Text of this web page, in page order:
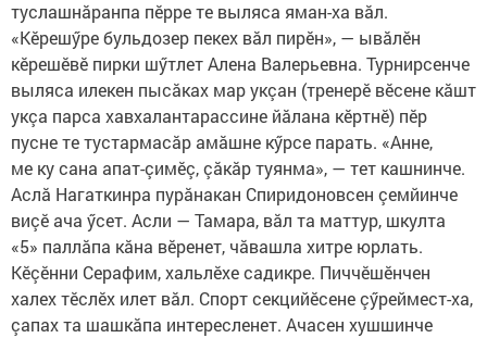
туслашнăранпа пӗрре те выляса яман-ха вăл.
«Кӗрешӳре бульдозер пекех вăл пирӗн», — ывăлӗн
кӗрешӗвӗ пирки шӳтлет Алена Валерьевна. Турнирсенче
выляса илекен пысăках мар укçан (тренерӗ вӗсене кăшт
укçа парса хавхалантарассине йăлана кӗртнӗ) пӗр
пусне те тустармасăр амăшне кӳрсе парать. «Анне,
ме ку сана апат-çимӗç, çăкăр туянма», — тет кашнинче.
Аслă Нагаткинра пурăнакан Спиридоновсен çемйинче
виçӗ ача ӳсет. Асли — Тамара, вăл та маттур, шкулта
«5» паллăпа кăна вӗренет, чăвашла хитре юрлать.
Кӗçӗнни Серафим, хальлӗхе садикре. Пиччӗшӗнчен
халех тӗслӗх илет вăл. Спорт секцийӗсене çӳреймест-ха,
çапах та шашкăпа интересленет. Ачасен хушшинче